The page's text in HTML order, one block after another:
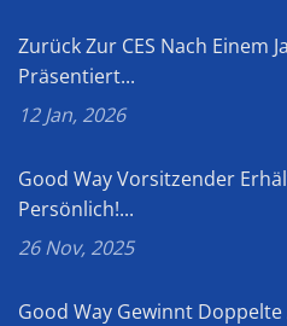
Zurück Zur CES Nach Einem
Präsentiert...
12 Jan, 2026
Good Way Vorsitzender
Persönlich!...
26 Nov, 2025
Good Way Gewinnt